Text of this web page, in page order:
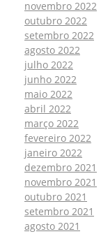
novembro 2022
outubro 2022
setembro 2022
agosto 2022
julho 2022
junho 2022
maio 2022
abril 2022
março 2022
fevereiro 2022
janeiro 2022
dezembro 2021
novembro 2021
outubro 2021
setembro 2021
agosto 2021